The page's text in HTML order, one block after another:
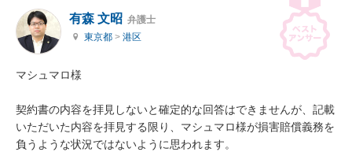
有森 文昭 弁護士
東京都 > 港区
マシュマロ様
契約書の内容を拝見しないと確定的な回答はできませんが、記載
いただいた内容を拝見する限り、マシュマロ様が損害賠償義務を
負うような状況ではないように思われます。